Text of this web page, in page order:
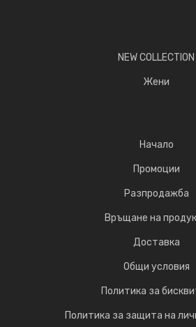
NEW COLLECTION
Жени
Начало
Промоции
Разпродажба
Връщане на
Доставка
Общи условия
Политика за
Политика за защита на